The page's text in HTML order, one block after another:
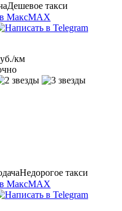
Дешевое такси
MAX
км
Недорогое такси
MAX